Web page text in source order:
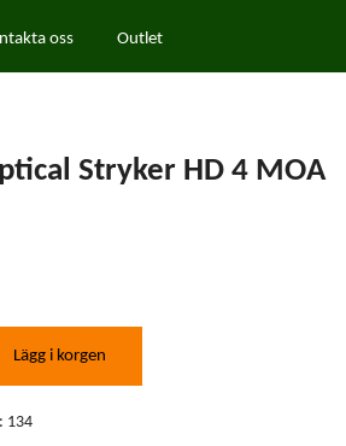
Stryker HD 4 MOA
Lägg i korgen
134
oss Outlet